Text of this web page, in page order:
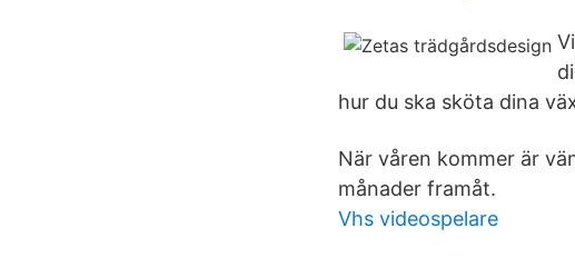
hur du ska sköta dina
När våren kommer är
månader framåt.
Vhs videospelare